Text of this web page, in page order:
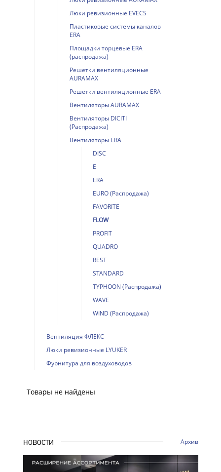
Люки ревизионные EVECS
Пластиковые системы каналов
ERA
Площадки торцевые ERA
(распродажа)
Решетки вентиляционные
AURAMAX
Решетки вентиляционные ERA
Вентиляторы AURAMAX
Вентиляторы DICITI
(Распродажа)
Вентиляторы ERA
DISC
E
ERA
EURO (Распродажа)
FAVORITE
FLOW
PROFIT
QUADRO
REST
STANDARD
TYPHOON (Распродажа)
WAVE
WIND (Распродажа)
Вентиляция ФЛЕКС
Люки ревизионные LYUKER
Фурнитура для воздуховодов
Товары не найдены
НОВОСТИ Архив